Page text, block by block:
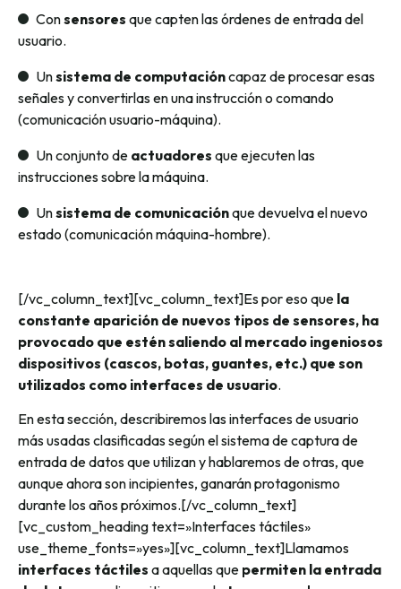
Consensores que capten las órdenes de entrada del
usuario.
Unsistema de computacióncapaz de procesar esas
señales y convertirlas en una instrucción o comando
(comunicación usuario-máquina).
Un conjunto de actuadores que ejecuten las
instrucciones sobre la máquina.
Unsistema de comunicaciónque devuelva el nuevo
estado (comunicación máquina-hombre).
[/vc_column_text][vc_column_text]Es por eso que la
constante aparición de nuevos tipos de sensores, ha
provocado que estén saliendo al mercado ingeniosos
dispositivos (cascos, botas, guantes, etc.) que son
utilizados como interfaces de usuario.
En esta sección, describiremos las interfaces de usuario
más usadas clasificadas según el sistema de captura de
entrada de datos que utilizan y hablaremos de otras, que
aunque ahora son incipientes, ganarán protagonismo
durante los años próximos.[/vc_column_text]
[vc_custom_heading text=»Interfaces táctiles»
use_theme_fonts=»yes»][vc_column_text]Llamamos
interfaces táctiles a aquellas que permiten la entrada